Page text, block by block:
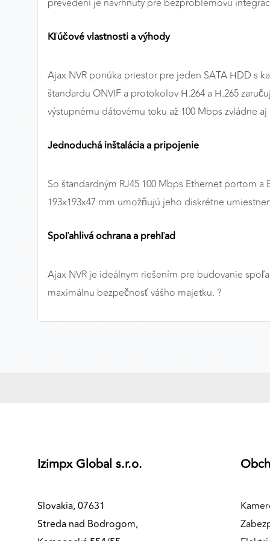
prevedení je navrhnutý pre bezproblémovú
Kľúčové vlastnosti a výhody
Ajax NVR ponúka priestor pre jeden SATA HDD s
štandardu ONVIF a protokolov H.264 a H.265
výstupnému dátovému toku až 100 Mbps zvládne
Jednoduchá inštalácia a pripojenie
So štandardným RJ45 100 Mbps Ethernet portom
193x193x47 mm umožňujú jeho diskrétne
Spoľahlivá ochrana a prehľad
Ajax NVR je ideálnym riešením pre budovanie
maximálnu bezpečnosť vášho majetku. ?️
Izimpx Global s.r.o.
Slovakia, 07631
Streda nad Bodrogom,
ANALYTICKÉ COOKIES
nášho webu. Ich pomocou určujeme počet návštev a
zdroje návštev našich webových stránok. Dáta získané
súhrnne, bez použitia identifikátorov, ktoré ukazujú na
našich stránok.
Poskytovateľ: Google
MARKETINGOVÉ COOKIES
správania používateľov naprieč webovými stránkami.